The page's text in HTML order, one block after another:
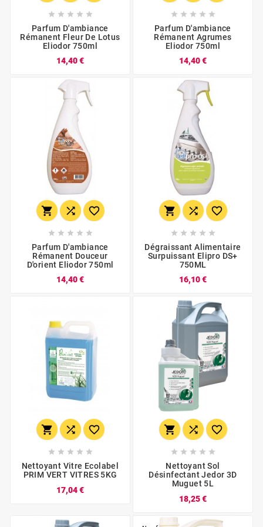
    
Parfum D'ambiance
Rémanent Fleur De Lotus
Eliodor 750ml
14,40 €
    
Parfum D'ambiance
Rémanent Agrumes
Eliodor 750ml
14,40 €
  
    
Parfum D'ambiance
Rémanent Douceur
D'orient Eliodor 750ml
14,40 €
  
    
Dégraissant Alimentaire
Surpuissant Elipro DS+
750ML
16,10 €
  
    
Nettoyant Vitre Ecolabel
PRIM VERT VITRES 5KG
17,04 €
  
    
Nettoyant Sol
Désinfectant Jedor 3D
Muguet 5L
18,25 €